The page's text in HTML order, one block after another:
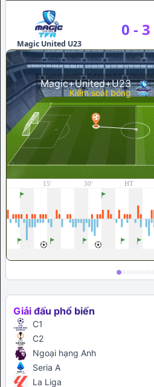
Magic United U23
0 - 3
Giải đấu phổ biến
C1
C2
Ngoại hạng Anh
Seria A
La Liga